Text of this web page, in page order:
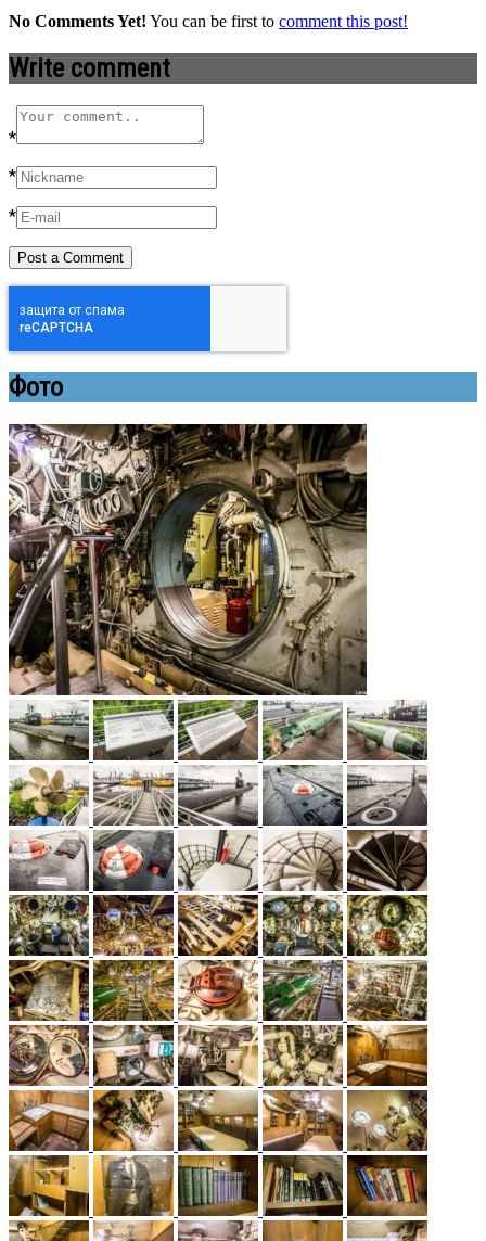
No Comments Yet! You can be first to comment this post!
Write comment
*
*
*
Фото